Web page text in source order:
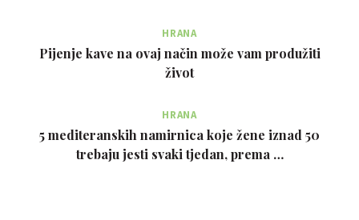
HRANA
Pijenje kave na ovaj način može vam produžiti
život
HRANA
5 mediteranskih namirnica koje žene iznad 50
trebaju jesti svaki tjedan, prema …